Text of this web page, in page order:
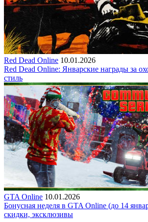
Red Dead Online 10.01.2026
Red Dead Online: Январские награды за
стиль
GTA Online 10.01.2026
Бонусная неделя в GTA Online (до 14
скидки, эксклюзивы